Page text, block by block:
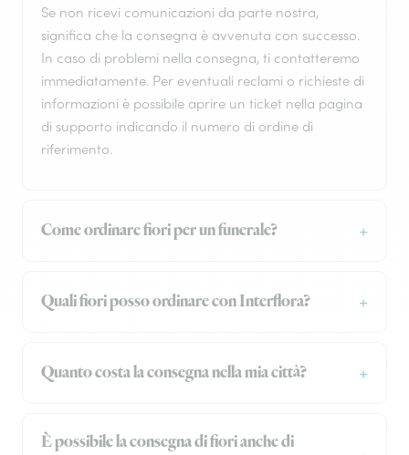
Se non ricevi comunicazioni da parte nostra,
significa che la consegna è avvenuta con successo.
In caso di problemi nella consegna, ti contatteremo
immediatamente. Per eventuali reclami o richieste di
informazioni è possibile aprire un ticket nella pagina
di supporto indicando il numero di ordine di
riferimento.
Come ordinare fiori per un funerale?
Quali fiori posso ordinare con Interflora?
Quanto costa la consegna nella mia città?
È possibile la consegna di fiori anche di